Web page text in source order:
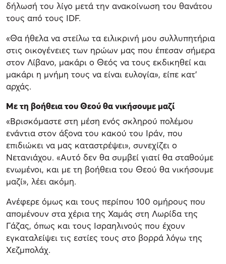
δήλωσή του λίγο μετά την ανακοίνωση του θανάτου
τους από τους IDF.
«Θα ήθελα να στείλω τα ειλικρινή μου συλλυπητήρια
στις οικογένειες των ηρώων μας που έπεσαν σήμερα
στον Λίβανο, μακάρι ο Θεός να τους εκδικηθεί και
μακάρι η μνήμη τους να είναι ευλογία», είπε κατ'
αρχάς.
Με τη βοήθεια του Θεού θα νικήσουμε μαζί
«Βρισκόμαστε στη μέση ενός σκληρού πολέμου
ενάντια στον άξονα του κακού του Ιράν, που
επιδιώκει να μας καταστρέψει», συνεχίζει ο
Νετανιάχου. «Αυτό δεν θα συμβεί γιατί θα σταθούμε
ενωμένοι, και με τη βοήθεια του Θεού θα νικήσουμε
μαζί», λέει ακόμη.
Ανέφερε όμως και τους περίπου 100 ομήρους που
απομένουν στα χέρια της Χαμάς στη Λωρίδα της
Γάζας, όπως και τους Ισραηλινούς που έχουν
εγκαταλείψει τις εστίες τους στο βορρά λόγω της
Χεζμπολάχ.